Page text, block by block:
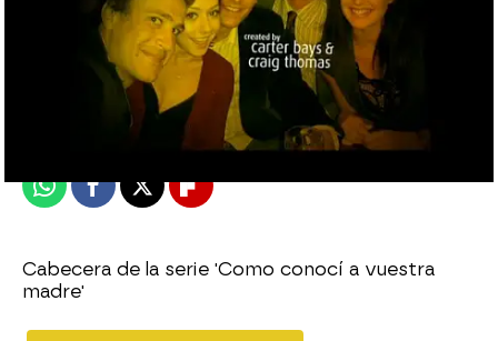
08 de abril de 2011, 10:41
WhatsappFacebook
X Flipboard
Cabecera de la serie 'Como conocí a vuestra
madre'